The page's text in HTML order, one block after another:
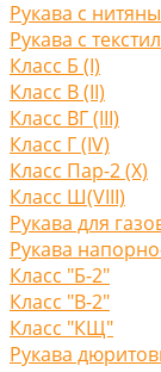
Рукава с
Рукава с
Класс Б (I)
Класс В (II)
Класс ВГ (III)
Класс Г (IV)
Класс Пар-2 (X)
Класс Ш(VIII)
Рукава для
Рукава
Класс "Б-2"
Класс "В-2"
Класс "КЩ"
Рукава